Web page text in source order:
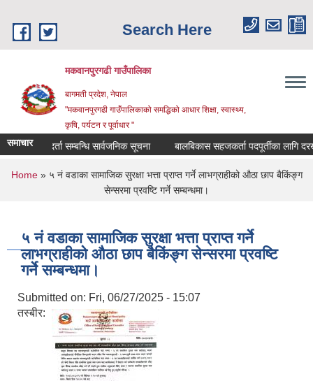
Search Here
मकवानपुरगढी गाउँपालिका
बागमती प्रदेश, नेपाल
"मकवानपुरगढी गाउँपालिकाको समद्धिको आधार शिक्षा, स्‍वास्‍थ्‍य,
कृषि, पर्यटन र पूर्वाधार "
समाचार
सूची दर्ता सम्बन्धि सार्वजनिक सूचना बालबिकास सहजकर्ता पदपूर्तीका लागि दरखास्त
You are here
Home» ५ नं वडाका सामाजिक सुरक्षा भत्ता प्राप्‍त गर्ने लाभग्राहीको ‌‍औठा छाप बैकिंङ्ग
सेन्सरमा प्रवष्‍टि गर्ने सम्बन्धमा।
५ नं वडाका सामाजिक सुरक्षा भत्ता प्राप्‍त गर्ने
लाभग्राहीको ‌‍औठा छाप बैकिंङ्ग सेन्सरमा प्रवष्‍टि
गर्ने सम्बन्धमा।
Submitted on: Fri, 06/27/2025 - 15:07
तस्बीर: